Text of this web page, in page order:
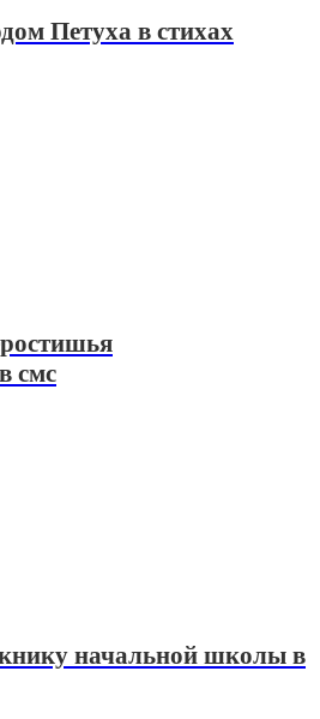
Петуха в стихах
смс
начальной школы в